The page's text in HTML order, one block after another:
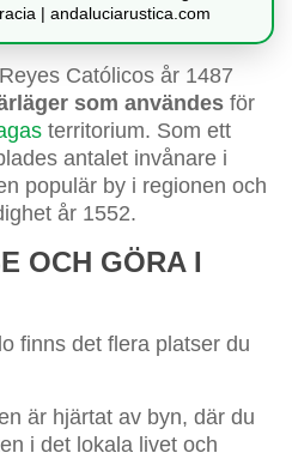
| andaluciarustica.com
Católicos år 1487
som användes för
territorium. Som ett
antalet invånare i
populär by i regionen och
år 1552.
OCH GÖRA I
finns det flera platser du
är hjärtat av byn, där du
i det lokala livet och